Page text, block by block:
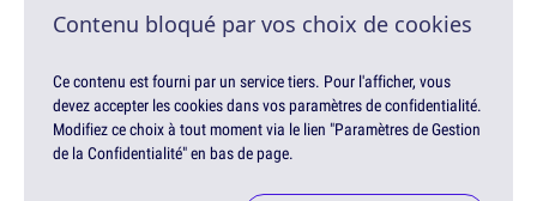
Contenu bloqué par vos choix de cookies
Ce contenu est fourni par un service tiers. Pour l'afficher, vous
devez accepter les cookies dans vos paramètres de confidentialité.
Modifiez ce choix à tout moment via le lien "Paramètres de Gestion
de la Confidentialité" en bas de page.